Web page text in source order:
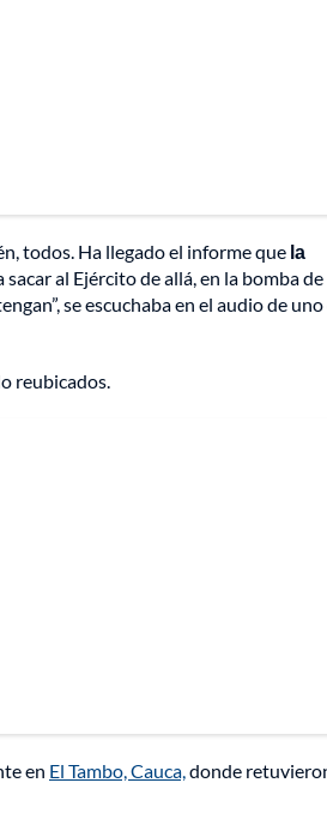
todos. Ha llegado el informe que la
al Ejército de allá, en la bomba de
se escuchaba en el audio de
reubicados.
en El Tambo, Cauca,donde